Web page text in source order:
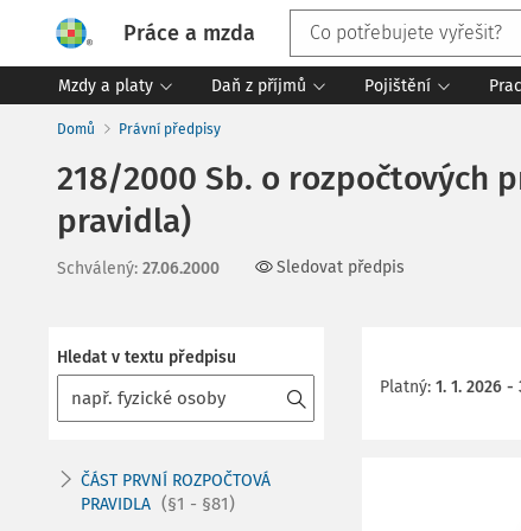
Práce a mzda
Mzdy a platy Daň z příjmů Pojištění
Domů Právní předpisy
218/2000 Sb. o rozpočtových
pravidla)
Schválený: 27.06.2000 Sledovat předpis
Hledat v textu předpisu
ČÁST PRVNÍ ROZPOČTOVÁ
PRAVIDLA (§1 - §81)
Platný: 1. 1. 2026 -